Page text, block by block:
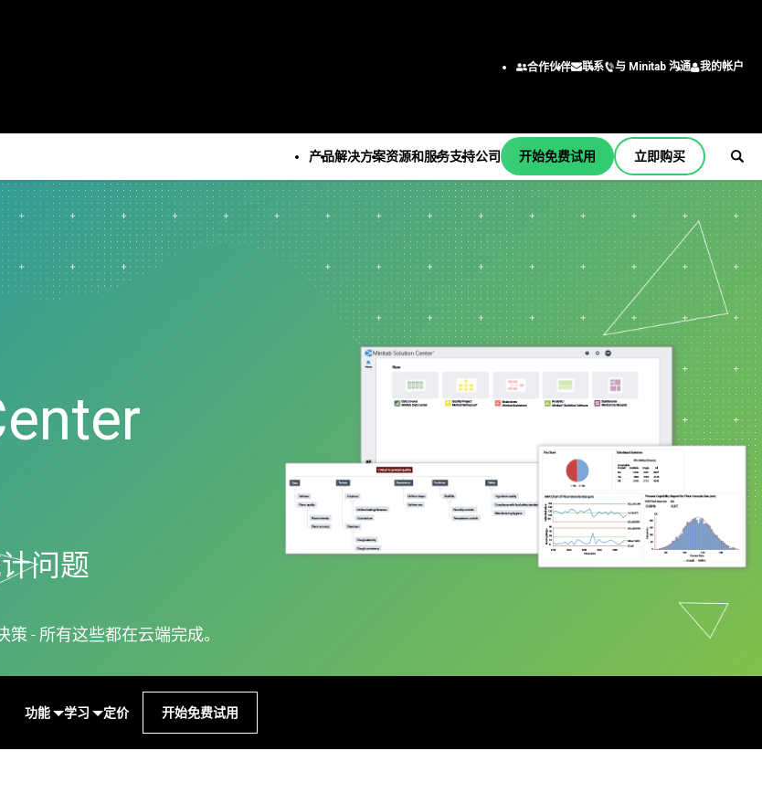
合作伙伴
联系 与 Minitab 沟通 我的帐户
产品
所有产品
Minitab Solution Center
Minitab Statistical
Simul8 离散事件模拟
解决方案
和预测分析
据科学和机器学习软
和寿命数据分析
件模拟
关键功能
行业解决方案
学术
建筑
能源和自然资源
政府和公共部门
医疗保健
制造和工业
软件和技术
按职能/角色
工程
商业分析师
信息技术
供应链
客户服务和联系中心
人力资源
营销数据分析
资源和服务
所有资源和服务
服务
培训
部署
自定进度的学习
继续教育
支持
技术支持
订阅和激活
Minitab Quick Start
培训
安装支持
支持视频
支持文档
软件更新
产品下载
支持政策
公司
公司
关于我们
领导团队
合作伙伴
职业
联系我们
新闻
Minitab 商品
开始免费试用 立即购买
问题
- 所有这些都在云端完成。
功能 学习 定价 开始免费试用